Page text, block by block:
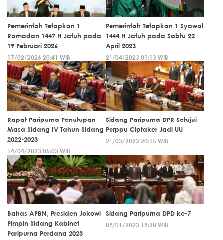
Pemerintah Tetapkan 1
Ramadan 1447 H Jatuh pada
19 Februari 2026
17/02/2026 20:41 WIB
Pemerintah Tetapkan 1 Syawal
1444 H Jatuh pada Sabtu 22
April 2023
21/04/2023 01:13 WIB
Rapat Paripurna Penutupan
Masa Sidang IV Tahun Sidang
2022-2023
14/04/2023 05:03 WIB
Sidang Paripurna DPR Setujui
Perppu Ciptaker Jadi UU
21/03/2023 20:15 WIB
Bahas APBN, Presiden Jokowi
Pimpin Sidang Kabinet
Paripurna Perdana 2023
Sidang Paripurna DPD ke-7
09/01/2023 19:20 WIB